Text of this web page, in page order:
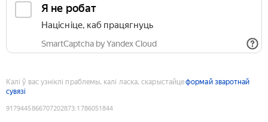
Я не робат
Націсніце, каб працягнуць
SmartCaptcha by Yandex Cloud
Калі ў вас узніклі праблемы, калі ласка, скарыстайцеформай зваротнай
сувязі
9179445866707202873:1786051844